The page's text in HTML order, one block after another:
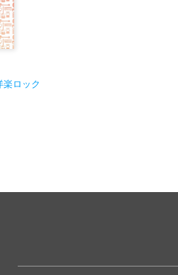
楽ロック